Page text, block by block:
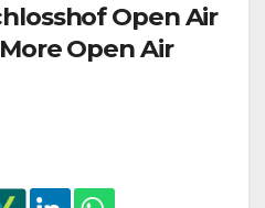
Open Air
Open Air